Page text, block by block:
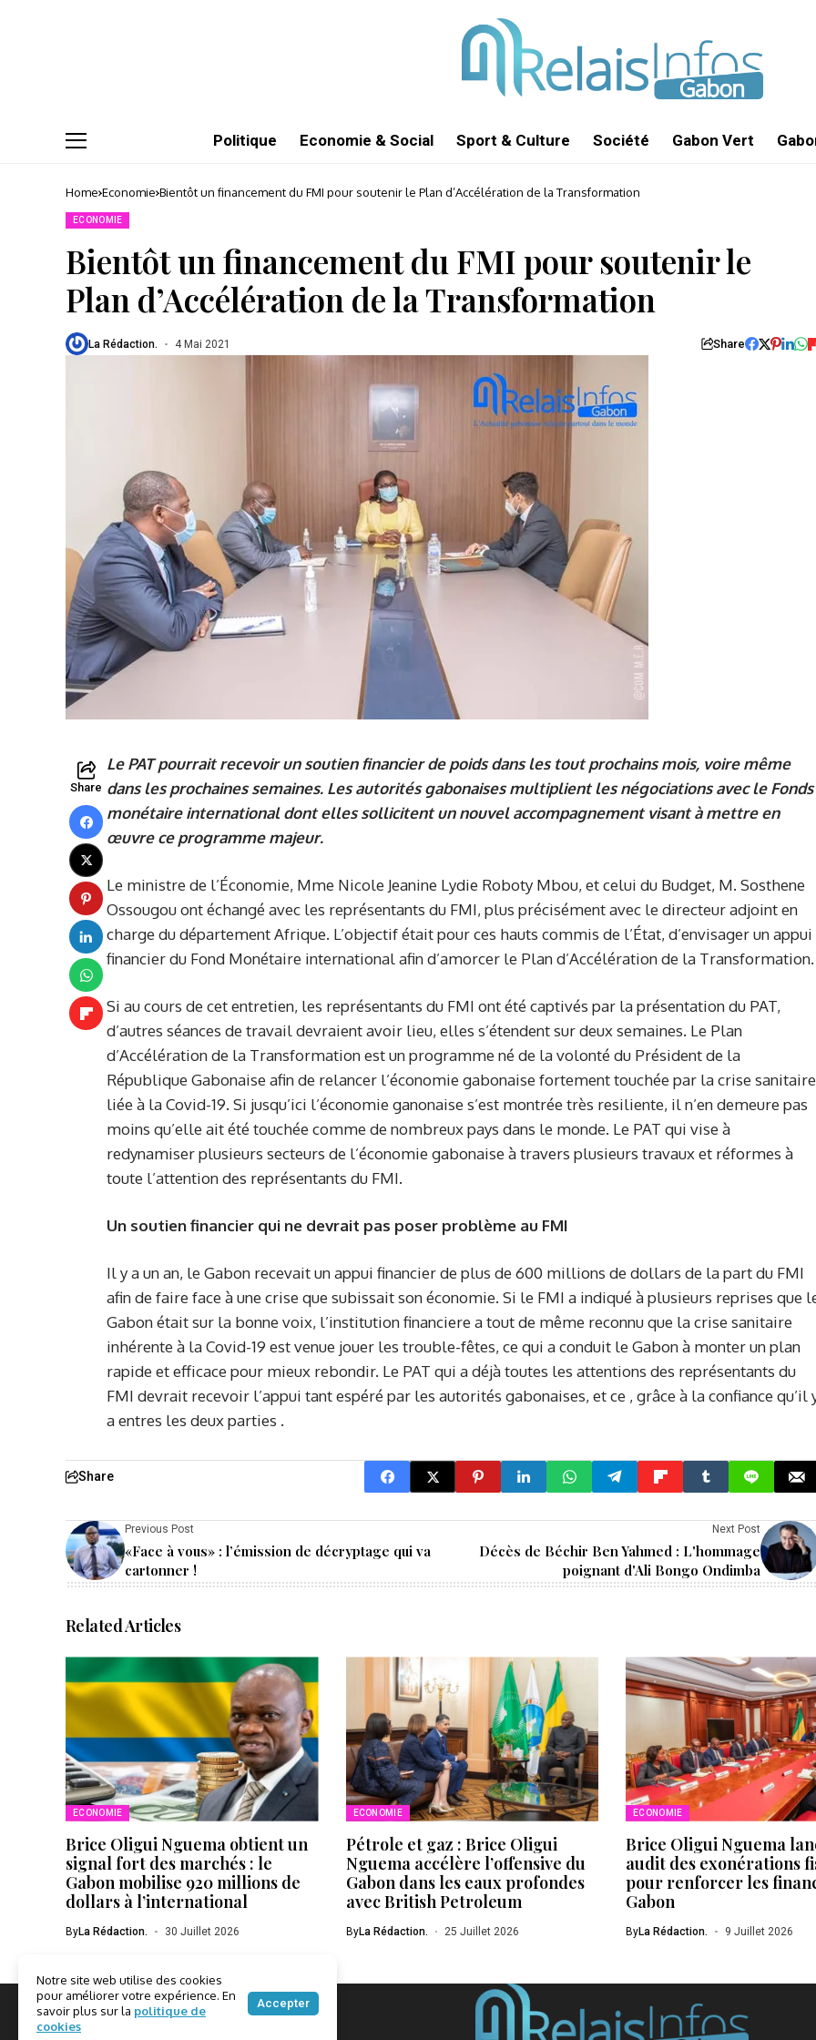
Politique Economie & Social Sport & Culture Société Gabon Vert
Home Economie Bientôt un financement du FMI pour soutenir le Plan d’Accélération de la Transformation
ECONOMIE
Bientôt un financement du FMI pour soutenir le
Plan d’Accélération de la Transformation
La Rédaction. 4 Mai 2021 Share
Share
Le PAT pourrait recevoir un soutien financier de poids dans les tout prochains mois, voire même
dans les prochaines semaines. Les autorités gabonaises multiplient les négociations avec le Fonds
monétaire international dont elles sollicitent un nouvel accompagnement visant à mettre en
œuvre ce programme majeur.
Le ministre de l’Économie, Mme Nicole Jeanine Lydie Roboty Mbou, et celui du Budget, M. Sosthene
Ossougou ont échangé avec les représentants du FMI, plus précisément avec le directeur adjoint en
charge du département Afrique. L’objectif était pour ces hauts commis de l’État, d’envisager un appui
financier du Fond Monétaire international afin d’amorcer le Plan d’Accélération de la Transformation.
Si au cours de cet entretien, les représentants du FMI ont été captivés par la présentation du PAT,
d’autres séances de travail devraient avoir lieu, elles s’étendent sur deux semaines. Le Plan
d’Accélération de la Transformation est un programme né de la volonté du Président de la
République Gabonaise afin de relancer l’économie gabonaise fortement touchée par la crise sanitaire
liée à la Covid-19. Si jusqu’ici l’économie ganonaise s’est montrée très resiliente, il n’en demeure pas
moins qu’elle ait été touchée comme de nombreux pays dans le monde. Le PAT qui vise à
redynamiser plusieurs secteurs de l’économie gabonaise à travers plusieurs travaux et réformes à
toute l’attention des représentants du FMI.
Un soutien financier qui ne devrait pas poser problème au FMI
Il y a un an, le Gabon recevait un appui financier de plus de 600 millions de dollars de la part du FMI
afin de faire face à une crise que subissait son économie. Si le FMI a indiqué à plusieurs reprises que
Gabon était sur la bonne voix, l’institution financiere a tout de même reconnu que la crise sanitaire
inhérente à la Covid-19 est venue jouer les trouble-fêtes, ce qui a conduit le Gabon à monter un plan
rapide et efficace pour mieux rebondir. Le PAT qui a déjà toutes les attentions des représentants du
FMI devrait recevoir l’appui tant espéré par les autorités gabonaises, et ce , grâce à la confiance qu’il
a entres les deux parties .
Share
Previous Post
«Face à vous» : l’émission de décryptage qui va
cartonner !
Next Post
Décès de Béchir Ben Yahmed : L'hommage
poignant d'Ali Bongo Ondimba
Related Articles
ECONOMIE
Brice Oligui Nguema obtient un
signal fort des marchés : le
Gabon mobilise 920 millions de
dollars à l’international
ByLa Rédaction. 30 Juillet 2026
ECONOMIE
Pétrole et gaz : Brice Oligui
Nguema accélère l’offensive du
Gabon dans les eaux profondes
avec British Petroleum
ByLa Rédaction. 25 Juillet 2026
ECONOMIE
Brice Oligui Nguema
audit des exonérations
pour renforcer les
Gabon
ByLa Rédaction. 9 Juillet 2026
Notre site web utilise des cookies
pour améliorer votre expérience. En
savoir plus sur la politique de
cookies
Accepter